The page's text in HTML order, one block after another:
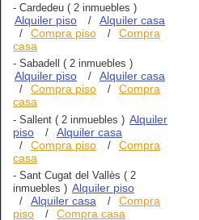
- Cardedeu ( 2 inmuebles )
Alquiler piso / Alquiler casa
/ Compra piso /
Compra
casa
- Sabadell ( 2 inmuebles )
Alquiler piso / Alquiler casa
/ Compra piso /
Compra
casa
- Sallent ( 2 inmuebles ) Alquiler
piso
/ Alquiler casa
/ Compra piso /
Compra
casa
- Sant Cugat del Vallès ( 2
inmuebles ) Alquiler piso
/ Alquiler casa /
Compra
piso
/ Compra casa